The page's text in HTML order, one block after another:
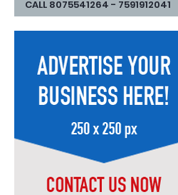
CALL 8075541264 - 7591912041